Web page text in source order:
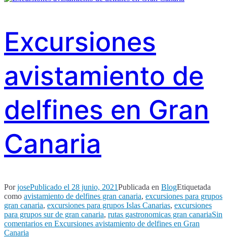
Excursiones
avistamiento de
delfines en Gran
Canaria
PorjosePublicado el 28 junio, 2021Publicada en BlogEtiquetada
como avistamiento de delfines gran canaria, excursiones para grupos
gran canaria, excursiones para grupos Islas Canarias, excursiones
para grupos sur de gran canaria, rutas gastronomicas gran canariaSin
comentarios en Excursiones avistamiento de delfines en Gran
Canaria